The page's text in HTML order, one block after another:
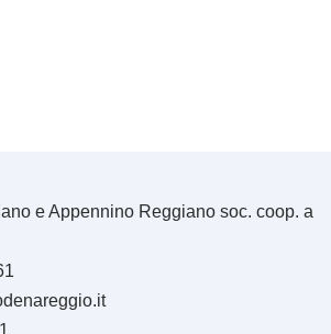
e Appennino Reggiano soc. coop. a